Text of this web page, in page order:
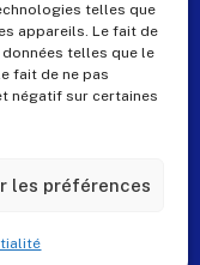
telles que
appareils. Le fait de
telles que le
fait de ne pas
négatif sur certaines
les préférences